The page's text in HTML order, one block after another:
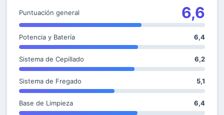
Puntuación general 6,6
Potencia y Batería 6,4
Sistema de Cepillado 6,2
Sistema de Fregado 5,1
Base de Limpieza 6,4